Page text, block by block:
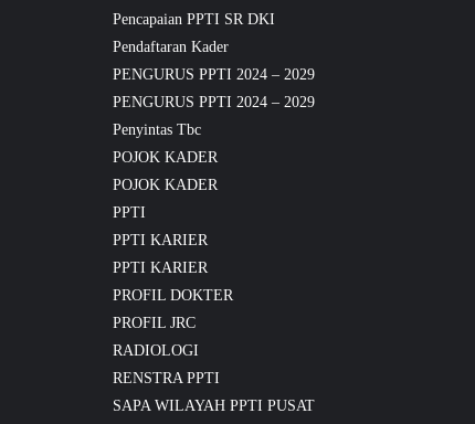
Pencapaian PPTI SR DKI
Pendaftaran Kader
PENGURUS PPTI 2024 – 2029
PENGURUS PPTI 2024 – 2029
Penyintas Tbc
POJOK KADER
POJOK KADER
PPTI
PPTI KARIER
PPTI KARIER
PROFIL DOKTER
PROFIL JRC
RADIOLOGI
RENSTRA PPTI
SAPA WILAYAH PPTI PUSAT